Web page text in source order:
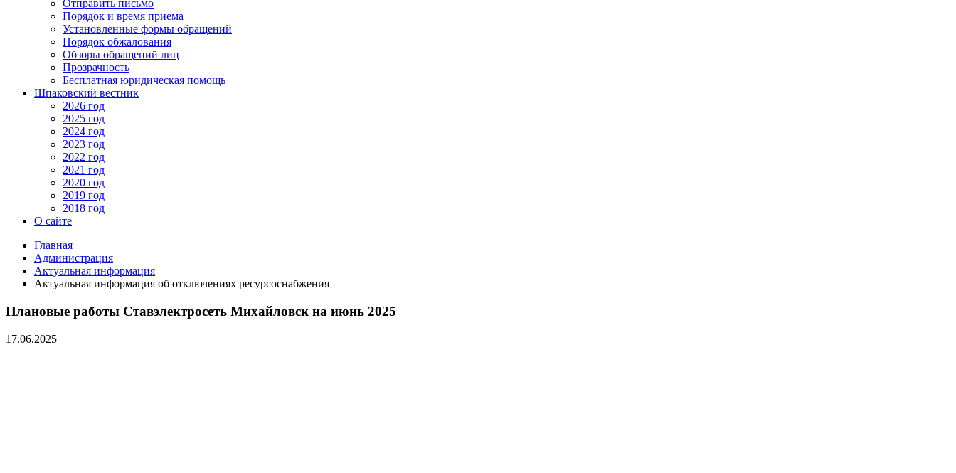
Отправить письмо
Порядок и время приема
Установленные формы обращений
Порядок обжалования
Обзоры обращений лиц
Прозрачность
Бесплатная юридическая помощь
Шпаковский вестник
2026 год
2025 год
2024 год
2023 год
2022 год
2021 год
2020 год
2019 год
2018 год
О сайте
Главная
Администрация
Актуальная информация
Актуальная информация об отключениях ресурсоснабжения
Плановые работы Ставэлектросеть Михайловск на июнь 2025
17.06.2025